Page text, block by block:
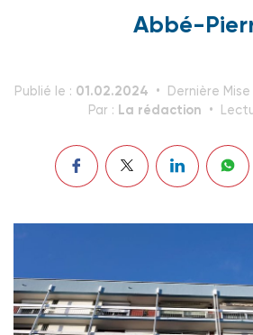
Abbé-
Publié le : 01.02.2024 Dernière
Par : La rédaction